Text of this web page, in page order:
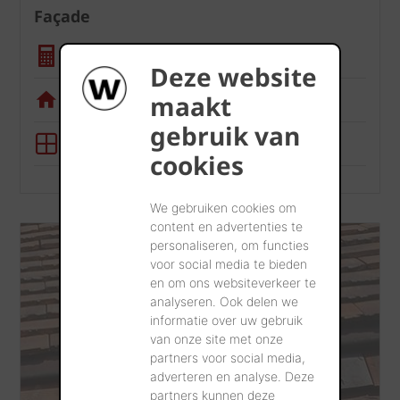
Deze website
maakt
gebruik van
cookies
We gebruiken cookies om
content en advertenties te
personaliseren, om functies
voor social media te bieden
en om ons websiteverkeer te
analyseren. Ook delen we
informatie over uw gebruik
van onze site met onze
partners voor social media,
adverteren en analyse. Deze
partners kunnen deze
Façade
Appli de visualisation